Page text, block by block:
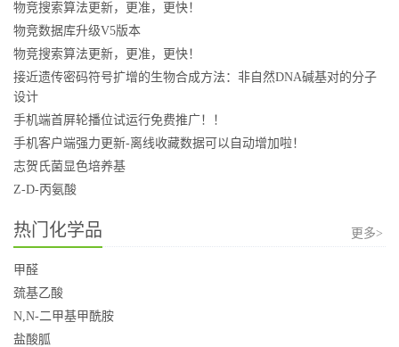
物竞搜索算法更新，更准，更快！
物竞数据库升级V5版本
物竞搜索算法更新，更准，更快！
接近遗传密码符号扩增的生物合成方法：非自然DNA碱基对的分子
设计
手机端首屏轮播位试运行免费推广！！
手机客户端强力更新-离线收藏数据可以自动增加啦！
志贺氏菌显色培养基
Z-D-丙氨酸
热门化学品 更多>
甲醛
巯基乙酸
N,N-二甲基甲酰胺
盐酸胍